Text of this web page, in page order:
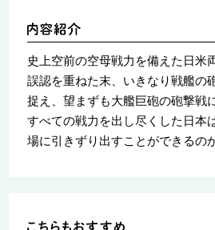
史上空前の空母戦力を備えた日米
誤認を重ねた末、いきなり戦艦の
捉え、望まずも大艦巨砲の砲撃戦
すべての戦力を出し尽くした日本
場に引きずり出すことができるの